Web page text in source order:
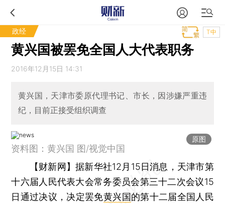
政经 T中
黄兴国被罢免全国人大代表职务
2016年12月15日 14:31
黄兴国，天津市委原代理书记、市长，因涉嫌严重违
纪，目前正接受组织调查
原图
资料图：黄兴国 图/视觉中国
【财新网】据新华社12月15日消息，天津市第
十六届人民代表大会常务委员会第三十二次会议15
日通过决议，决定罢免黄兴国的第十二届全国人民